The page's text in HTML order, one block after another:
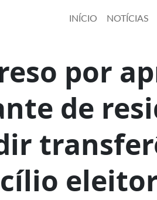
INÍCIO NOTÍCIAS
por
de